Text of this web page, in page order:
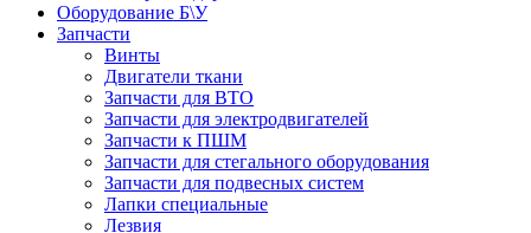
Оборудование Б\У
Запчасти
Винты
Двигатели ткани
Запчасти для ВТО
Запчасти для электродвигателей
Запчасти к ПШМ
Запчасти для стегального оборудования
Запчасти для подвесных систем
Лапки специальные
Лезвия